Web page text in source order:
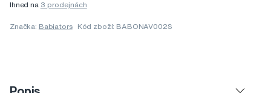
Ihned na 3 prodejnách
Značka: Babiators Kód zboží: BABONAV002S